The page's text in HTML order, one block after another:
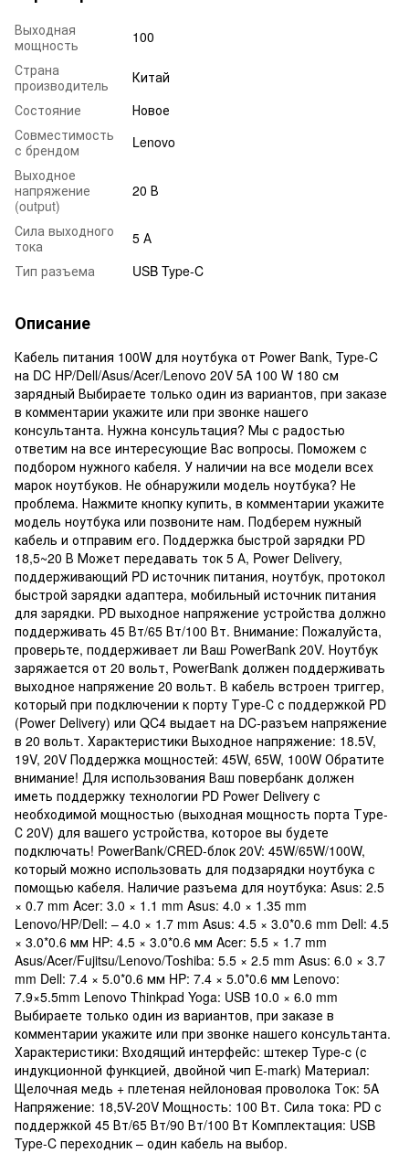
Выходная
мощность
100
Страна
производитель
Китай
Состояние
Новое
Совместимость
с брендом
Lenovo
Выходное
напряжение
(output)
20 В
Сила выходного
тока
5 А
Тип разъема
USB Type-C
Описание
Кабель питания 100W для ноутбука от Power Bank, Type-C
на DC HP/Dell/Asus/Acer/Lenovo 20V 5A 100 W 180 см
зарядный Выбираете только один из вариантов, при заказе
в комментарии укажите или при звонке нашего
консультанта. Нужна консультация? Мы с радостью
ответим на все интересующие Вас вопросы. Поможем с
подбором нужного кабеля. У наличии на все модели всех
марок ноутбуков. Не обнаружили модель ноутбука? Не
проблема. Нажмите кнопку купить, в комментарии укажите
модель ноутбука или позвоните нам. Подберем нужный
кабель и отправим его. Поддержка быстрой зарядки PD
18,5~20 В Может передавать ток 5 А, Power Delivery,
поддерживающий PD источник питания, ноутбук, протокол
быстрой зарядки адаптера, мобильный источник питания
для зарядки. PD выходное напряжение устройства должно
поддерживать 45 Вт/65 Вт/100 Вт. Внимание: Пожалуйста,
проверьте, поддерживает ли Ваш PowerBank 20V. Ноутбук
заряжается от 20 вольт, PowerBank должен поддерживать
выходное напряжение 20 вольт. В кабель встроен триггер,
который при подключении к порту Туре-С с поддержкой PD
(Power Delivery) или QC4 выдает на DC-разъем напряжение
в 20 вольт. Характеристики Выходное напряжение: 18.5V,
19V, 20V Поддержка мощностей: 45W, 65W, 100W Обратите
внимание! Для использования Ваш повербанк должен
иметь поддержку технологии PD Power Delivery с
необходимой мощностью (выходная мощность порта Туре-
С 20V) для вашего устройства, которое вы будете
подключать! PowerBank/CRED-блок 20V: 45W/65W/100W,
который можно использовать для подзарядки ноутбука с
помощью кабеля. Наличие разъема для ноутбука: Asus: 2.5
× 0.7 mm Acer: 3.0 × 1.1 mm Asus: 4.0 × 1.35 mm
Lenovo/HP/Dell: – 4.0 × 1.7 mm Asus: 4.5 × 3.0*0.6 mm Dell: 4.5
× 3.0*0.6 мм HP: 4.5 × 3.0*0.6 мм Acer: 5.5 × 1.7 mm
Asus/Acer/Fujitsu/Lenovo/Toshiba: 5.5 × 2.5 mm Asus: 6.0 × 3.7
mm Dell: 7.4 × 5.0*0.6 мм HP: 7.4 × 5.0*0.6 мм Lenovo:
7.9×5.5mm Lenovo Thinkpad Yoga: USB 10.0 × 6.0 mm
Выбираете только один из вариантов, при заказе в
комментарии укажите или при звонке нашего консультанта.
Характеристики: Входящий интерфейс: штекер Type-c (с
индукционной функцией, двойной чип E-mark) Материал:
Щелочная медь + плетеная нейлоновая проволока Ток: 5A
Напряжение: 18,5V-20V Мощность: 100 Вт. Сила тока: PD с
поддержкой 45 Вт/65 Вт/90 Вт/100 Вт Комплектация: USB
Type-C переходник – один кабель на выбор.